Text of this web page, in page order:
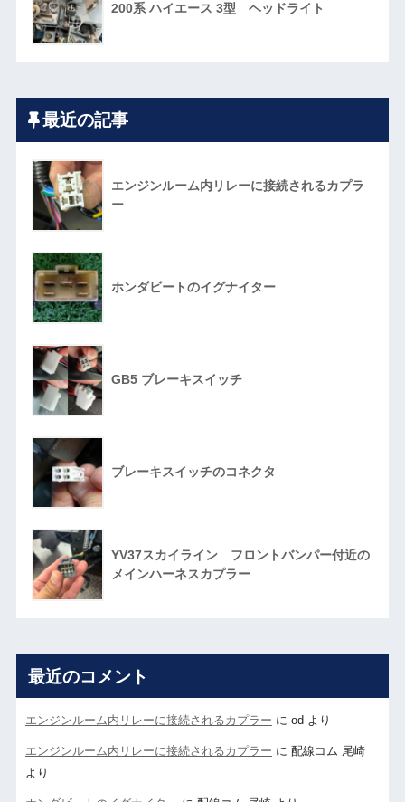
200系 ハイエース 3型 ヘッドライト
最近の記事
エンジンルーム内リレーに接続されるカプラ
ー
ホンダビートのイグナイター
GB5 ブレーキスイッチ
ブレーキスイッチのコネクタ
YV37スカイライン フロントバンパー付近の
メインハーネスカプラー
最近のコメント
エンジンルーム内リレーに接続されるカプラー に odより
エンジンルーム内リレーに接続されるカプラー に 配線コム 尾崎
より